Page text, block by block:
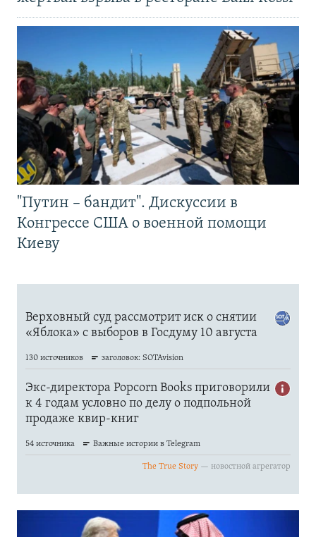
"Путин – бандит". Дискуссии в
Конгрессе США о военной помощи
Киеву